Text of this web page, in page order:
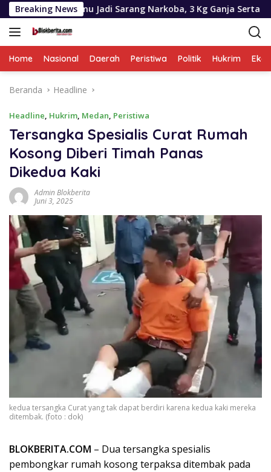
Langsung
ke
konten
Breaking News
Sarang Narkoba, 3 Kg Ganja Serta Sejumlah Paket Sabu
Home Nasional Daerah Peristiwa Politik Hukrim
Beranda Headline
Headline, Hukrim, Medan, Peristiwa
Tersangka Spesialis Curat Rumah
Kosong Diberi Timah Panas
Dikedua Kaki
Admin Blokberita
Juni 3, 2025
kedua tersangka Curat yang tak dapat berdiri karena kedua kaki mereka
ditembak. (foto : dok)
BLOKBERITA.COM – Dua tersangka spesialis
pembongkar rumah kosong terpaksa ditembak pada